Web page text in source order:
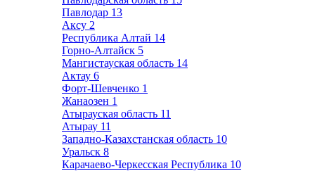
Павлодар 13
Аксу 2
Республика Алтай 14
Горно-Алтайск 5
Мангистауская область 14
Актау 6
Форт-Шевченко 1
Жанаозен 1
Атырауская область 11
Атырау 11
Западно-Казахстанская область 10
Уральск 8
Карачаево-Черкесская Республика 10